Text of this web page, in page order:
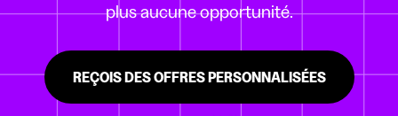
plus aucune opportunité.
REÇOIS DES OFFRES PERSONNALISÉES